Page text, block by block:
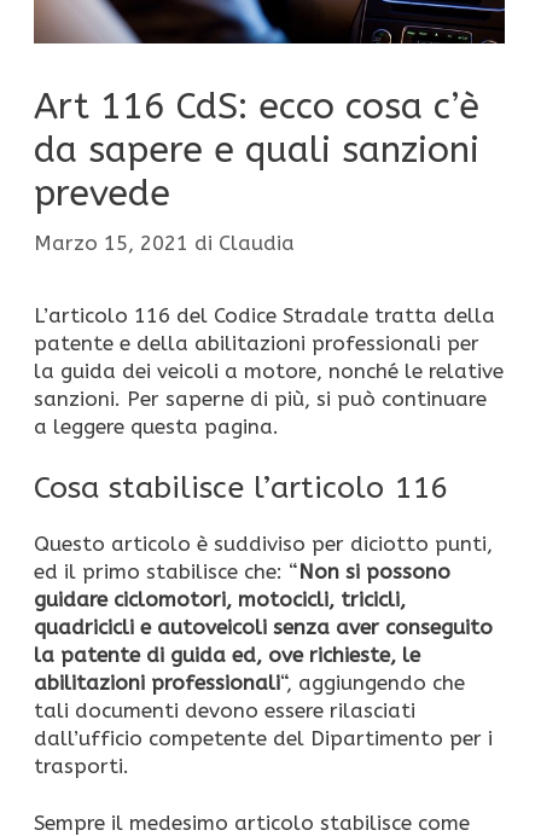
Art 116 CdS: ecco cosa c’è
da sapere e quali sanzioni
prevede
Marzo 15, 2021 di Claudia
L’articolo 116 del Codice Stradale tratta della
patente e della abilitazioni professionali per
la guida dei veicoli a motore, nonché le relative
sanzioni. Per saperne di più, si può continuare
a leggere questa pagina.
Cosa stabilisce l’articolo 116
Questo articolo è suddiviso per diciotto punti,
ed il primo stabilisce che: “Non si possono
guidare ciclomotori, motocicli, tricicli,
quadricicli e autoveicoli senza aver conseguito
la patente di guida ed, ove richieste, le
abilitazioni professionali“, aggiungendo che
tali documenti devono essere rilasciati
dall’ufficio competente del Dipartimento per i
trasporti.
Sempre il medesimo articolo stabilisce come